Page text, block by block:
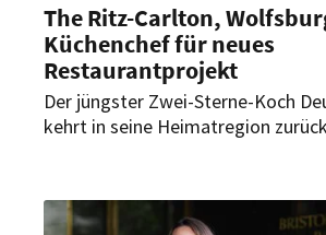
The Ritz-Carlton,
Küchenchef für neues
Restaurantprojekt
Der jüngster Zwei-Sterne-Koch
kehrt in seine Heimatregion
Restaurantprojekts im The Ritz-
Wolfsburg.